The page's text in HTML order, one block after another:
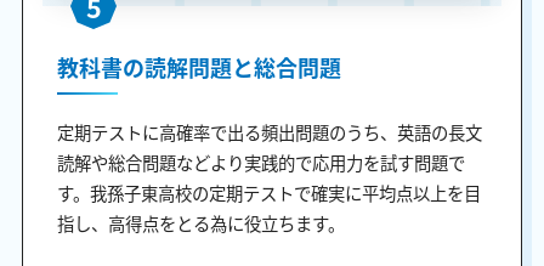
教科書の読解問題と総合問題
定期テストに高確率で出る頻出問題のうち、英語の長文
読解や総合問題などより実践的で応用力を試す問題で
す。我孫子東高校の定期テストで確実に平均点以上を目
指し、高得点をとる為に役立ちます。